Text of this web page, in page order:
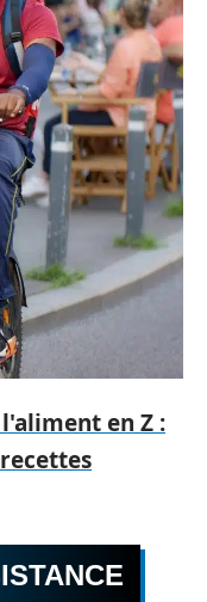
en Z :